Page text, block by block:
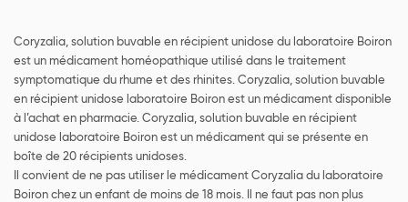
Coryzalia, solution buvable en récipient unidose du laboratoire Boiron
est un médicament homéopathique utilisé dans le traitement
symptomatique du rhume et des rhinites. Coryzalia, solution buvable
en récipient unidose laboratoire Boiron est un médicament disponible
à l’achat en pharmacie. Coryzalia, solution buvable en récipient
unidose laboratoire Boiron est un médicament qui se présente en
boîte de 20 récipients unidoses.
Il convient de ne pas utiliser le médicament Coryzalia du laboratoire
Boiron chez un enfant de moins de 18 mois. Il ne faut pas non plus